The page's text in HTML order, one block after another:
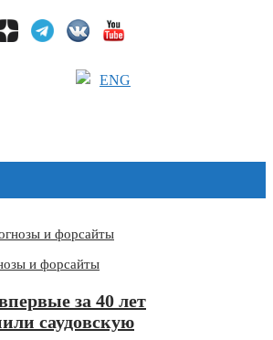
ENG
и форсайты
за 40 лет
саудовскую